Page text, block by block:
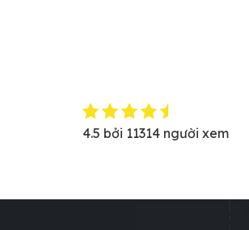
4.5 bởi 11314 người xem